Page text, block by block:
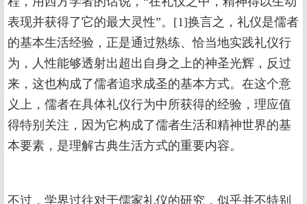
表现并获得了它的最大灵性”。[1]换言之，礼仪是儒者
的基本生活经验，正是通过熟练、恰当地实践礼仪行
为，人性能够透射出超出自身之上的神圣光辉，反过
来，这也构成了儒者追求成圣的基本方式。在这个意
义上，儒者在具体礼仪行为中所获得的经验，理应值
得特别关注，因为它构成了儒者生活和精神世界的基
本要素，是理解古典生活方式的重要内容。
不过，学界过往对于儒家礼仪的研究，似乎并不特别